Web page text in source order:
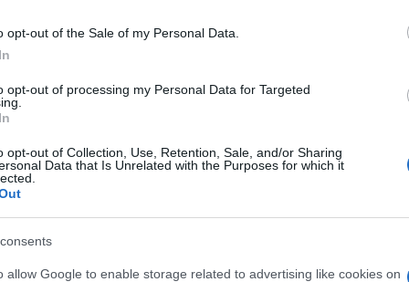
opt-out of the Sale of my Personal Data.
opt-out of processing my Personal Data for Targeted
opt-out of Collection, Use, Retention, Sale, and/or Sharing
Data that Is Unrelated with the Purposes for which it
allow Google to enable storage related to advertising like cookies on
- 14:26
χρόνος από τον θάνατο του πάπα
– Οι πιστοί συρρέουν για να
στον τάφο του